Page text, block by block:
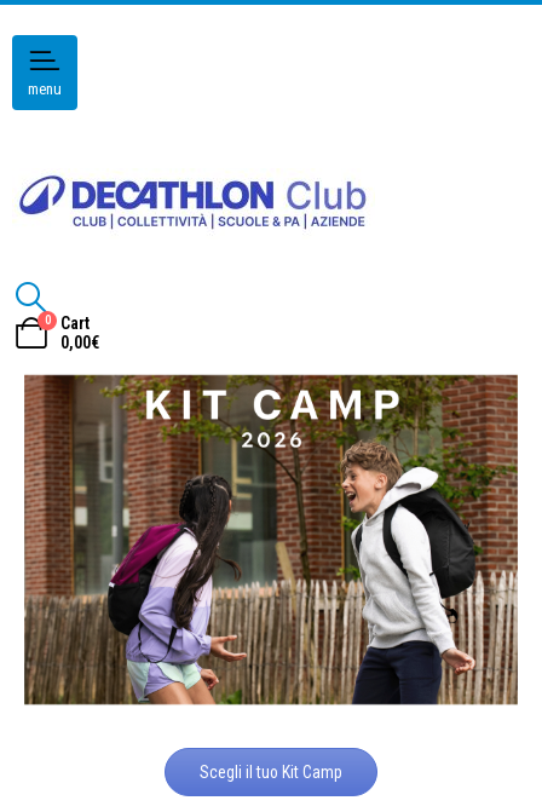
menu
0
Cart
0,00€
Scegli il tuo Kit Camp